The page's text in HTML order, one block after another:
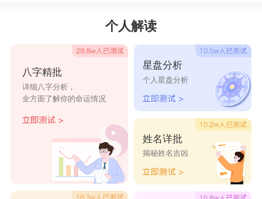
白香萱、白抒敏、白雪萤、白浩含、白昔薇、
白妁昕、白苛美、白益芸、白云汝、白郁薇、
姓白的名字带美好寓意女孩
<白之纾>
之：助词、相当于“的”字。
纾：缓，延缓。也有解除，排除的意思。
<白玉婳>
个人解读
八字精批
详细八字分析，
全方面了解你的命运情况
星盘分析
个人星盘分析
姓名详批
揭秘姓名吉凶